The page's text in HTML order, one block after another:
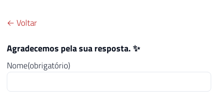
← Voltar
Agradecemos pela sua resposta. ✨
Nome(obrigatório)